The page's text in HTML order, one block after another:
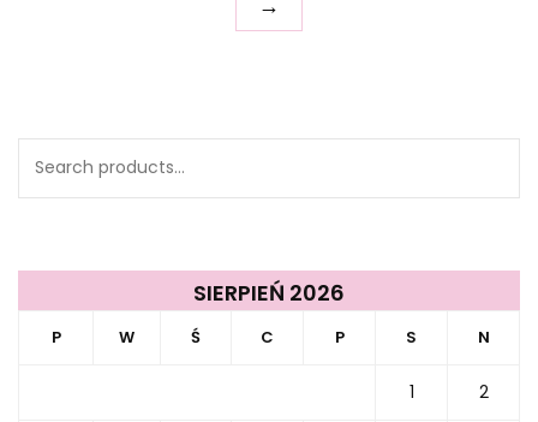
Search
SIERPIEŃ 2026
P W Ś C P S N
1 2